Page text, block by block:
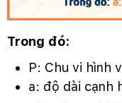
Trong đó:
P: Chu vi hình
a: độ dài cạnh